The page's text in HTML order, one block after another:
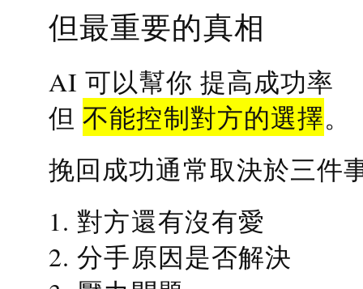
但最重要的真相
AI 可以幫你 提高成功率
但不能控制對方的選擇。
挽回成功通常取決於三件
1. 對方還有沒有愛
2. 分手原因是否解決